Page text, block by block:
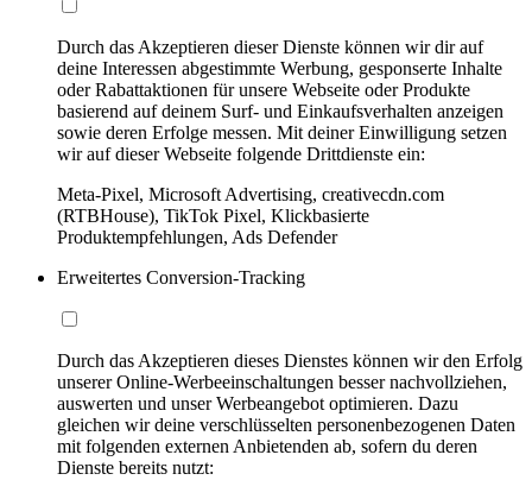
Durch das Akzeptieren dieser Dienste können wir dir auf
deine Interessen abgestimmte Werbung, gesponserte Inhalte
oder Rabattaktionen für unsere Webseite oder Produkte
basierend auf deinem Surf- und Einkaufsverhalten anzeigen
sowie deren Erfolge messen. Mit deiner Einwilligung setzen
wir auf dieser Webseite folgende Drittdienste ein:
Meta-Pixel, Microsoft Advertising, creativecdn.com
(RTBHouse), TikTok Pixel, Klickbasierte
Produktempfehlungen, Ads Defender
Erweitertes Conversion-Tracking
Durch das Akzeptieren dieses Dienstes können wir den Erfolg
unserer Online-Werbeeinschaltungen besser nachvollziehen,
auswerten und unser Werbeangebot optimieren. Dazu
gleichen wir deine verschlüsselten personenbezogenen Daten
mit folgenden externen Anbietenden ab, sofern du deren
Dienste bereits nutzt: